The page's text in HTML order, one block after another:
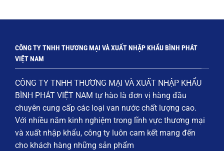
CÔNG TY TNHH THƯƠNG MẠI VÀ XUẤT NHẬP KHẨU BÌNH PHÁT
VIỆT NAM
CÔNG TY TNHH THƯƠNG MẠI VÀ XUẤT NHẬP KHẨU
BÌNH PHÁT VIỆT NAM tự hào là đơn vị hàng đầu
chuyên cung cấp các loại van nước chất lượng cao.
Với nhiều năm kinh nghiệm trong lĩnh vực thương mại
và xuất nhập khẩu, công ty luôn cam kết mang đến
cho khách hàng những sản phẩm